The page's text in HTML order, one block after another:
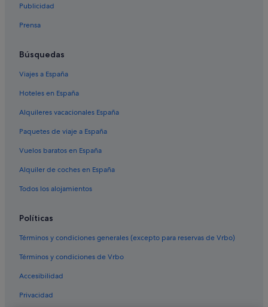
Casas rurales en Mont-de-Marsan
Hoteles que aceptan mascotas en Landes
Bas-Mauco hoteles
Saint-Martin-D'oney hoteles
Casas de campo en Cauna
Alojamientos agroturísticos en Landes
Hoteles cerca de Zona termal de Eugénie-les-Bains
Ousse-Suzan hoteles
Hoteles cerca de Estación de tren de Mont-de-Marsan
Campings de caravanas en Landes
Villeneuve-De-Marsan hoteles
Lucbardez-Et-Bargues hoteles
Casas de campo en Landes
Publicidad
Prensa
Búsquedas
Viajes a España
Hoteles en España
Alquileres vacacionales España
Paquetes de viaje a España
Vuelos baratos en España
Alquiler de coches en España
Todos los alojamientos
Políticas
Términos y condiciones generales (excepto para reservas de Vrbo)
Términos y condiciones de Vrbo
Accesibilidad
Privacidad